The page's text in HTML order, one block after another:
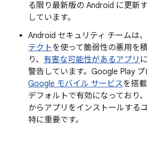
る限り最新版の Android に更新
しています。
Android セキュリティ チームは、
テクトを使って脆弱性の悪用を
り、 有害な可能性があるアプリ
警告しています。Google Play プ
Google モバイル サービスを搭
デフォルトで有効になっており
からアプリをインストールする
特に重要です。